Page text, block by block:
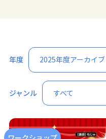
年度 2025年度アーカイブ
ジャンル すべて